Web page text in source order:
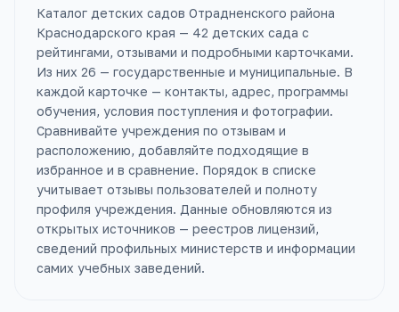
Каталог детских садов Отрадненского района
Краснодарского края — 42 детских сада с
рейтингами, отзывами и подробными карточками.
Из них 26 — государственные и муниципальные. В
каждой карточке — контакты, адрес, программы
обучения, условия поступления и фотографии.
Сравнивайте учреждения по отзывам и
расположению, добавляйте подходящие в
избранное и в сравнение. Порядок в списке
учитывает отзывы пользователей и полноту
профиля учреждения. Данные обновляются из
открытых источников — реестров лицензий,
сведений профильных министерств и информации
самих учебных заведений.